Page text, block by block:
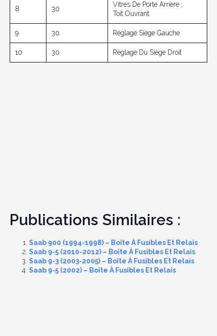
8 30
Vitres De Porte Arrière ;
Toit Ouvrant
9 30 Réglage Siège Gauche
10 30 Réglage Du Siège Droit
Publications Similaires :
Saab 900 (1994-1998) – Boîte À Fusibles Et Relais
Saab 9-5 (2010-2012) – Boîte À Fusibles Et Relais
Saab 9-3 (2003-2005) – Boîte À Fusibles Et Relais
Saab 9-5 (2002) – Boîte À Fusibles Et Relais